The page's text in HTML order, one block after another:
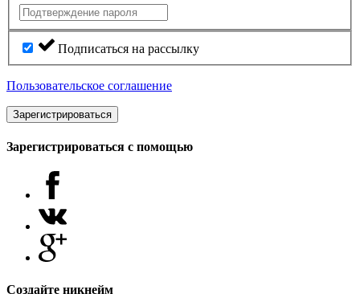
Подписаться на рассылку
Пользовательское соглашение
Зарегистрироваться
Зарегистрироваться с помощью
Создайте никнейм